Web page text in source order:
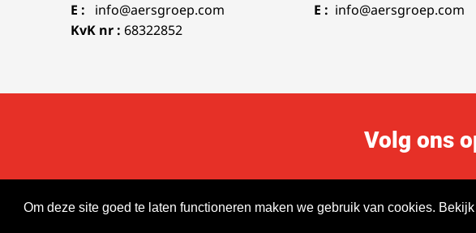
Om deze site goed te laten functioneren maken we gebruik van cookies.
E :
info@aersgroep.com
KvK nr : 68322852
E : info@aersgroep.com
Volg ons
© 2026 Aers Realisatie:TiDi Media